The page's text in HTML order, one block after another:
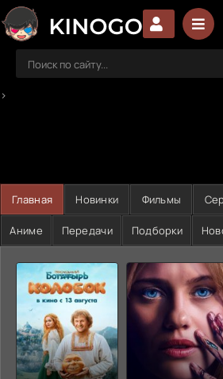
>
Главная Новинки Фильмы
Аниме Передачи Подборки